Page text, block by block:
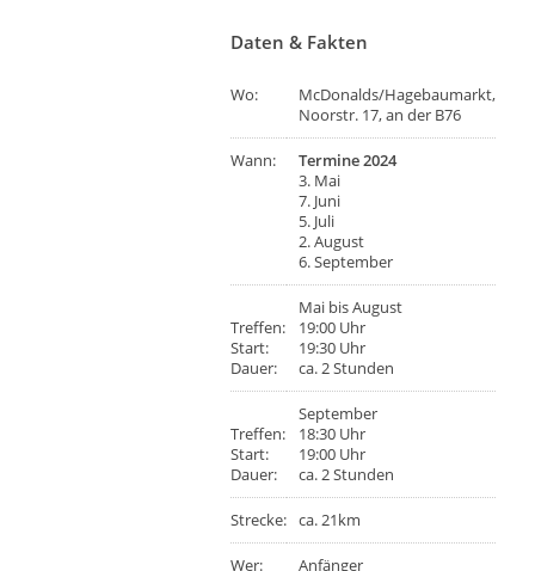
Daten & Fakten
Wo:
McDonalds/Hagebaumarkt,
Noorstr. 17, an der B76
Wann:
Termine 2024
3. Mai
7. Juni
5. Juli
2. August
6. September
Treffen:
Start:
Dauer:
Mai bis August
19:00 Uhr
19:30 Uhr
ca. 2 Stunden
Treffen:
Start:
Dauer:
September
18:30 Uhr
19:00 Uhr
ca. 2 Stunden
Strecke: ca. 21km
Wer:
Anfänger